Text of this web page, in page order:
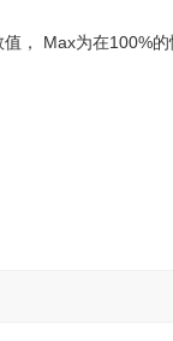
， Max为在100%